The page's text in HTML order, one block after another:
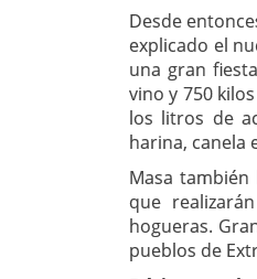
Desde
explicado el
una gran
vino y 750
los litros de
harina, canela
Masa
que
hogueras.
pueblos de